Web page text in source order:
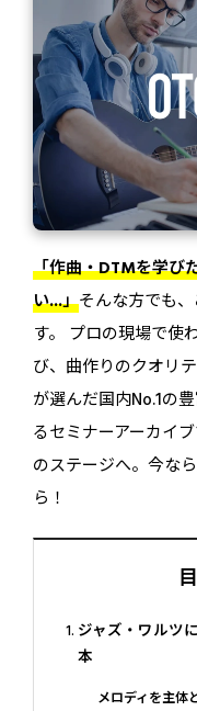
「作曲・DTMを学び
い...」そんな方でも
す。 プロの現場で使
び、曲作りのクオリ
が選んだ国内No.1の
るセミナーアーカイ
のステージへ。今な
ら！
ジャズ・ワルツ
本
メロディを主体